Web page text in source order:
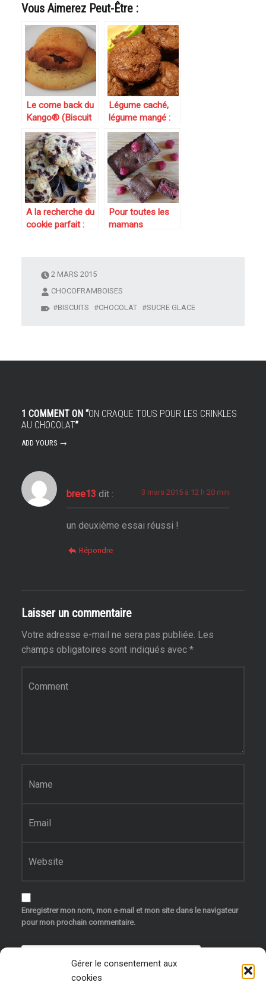
Gérer le consentement aux
cookies
Vous Aimerez Peut-Être :
Le come back du
Kango® (Biscuit
sablé au
chocolat)
Légume caché,
légume mangé :
mini moelleux
chocolat-
courgette
A la recherche du
cookie parfait :
Pour toutes les
mamans
framboises
2 MARS 2015
CHOCOFRAMBOISES
BISCUITS
CHOCOLAT SUCRE GLACE
1 COMMENT ON “ON CRAQUE TOUS POUR LES CRINKLES
AU CHOCOLAT”
ADD YOURS →
bree13 dit : 3 mars 2015 à 12 h 20 min
un deuxième essai réussi !
Répondre
Laisser un commentaire
Votre adresse e-mail ne sera pas publiée. Les
champs obligatoires sont indiqués avec *
Enregistrer mon nom, mon e-mail et mon site dans le navigateur
pour mon prochain commentaire.